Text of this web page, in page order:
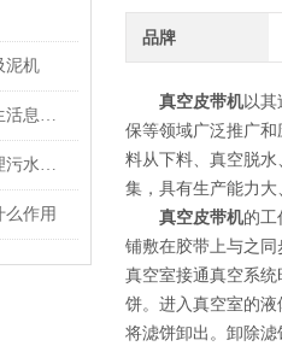
泥机
带式压榨机生产厂家与我们的生活息息相关
农村小型污水处理设备怎么处理污水的？
么作用
品牌
真空皮带机以其
保等领域广泛推广
料从下料、真空脱
集，具有生产能力
真空皮带机的工
铺敷在胶带上与之
真空室接通真空系
饼。进入真空室的
将滤饼卸出。卸除